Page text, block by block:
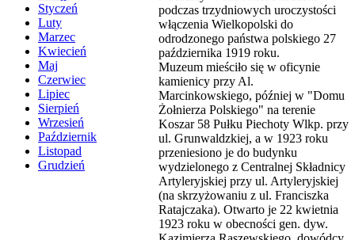
Styczeń
Luty
Marzec
Kwiecień
Maj
Czerwiec
Lipiec
Sierpień
Wrzesień
Październik
Listopad
Grudzień
podczas trzydniowych uroczystości
włączenia Wielkopolski do
odrodzonego państwa polskiego 27
października 1919 roku.
Muzeum mieściło się w oficynie
kamienicy przy Al.
Marcinkowskiego, później w "Domu
Żołnierza Polskiego" na terenie
Koszar 58 Pułku Piechoty Wlkp. przy
ul. Grunwaldzkiej, a w 1923 roku
przeniesiono je do budynku
wydzielonego z Centralnej Składnicy
Artyleryjskiej przy ul. Artyleryjskiej
(na skrzyżowaniu z ul. Franciszka
Ratajczaka). Otwarto je 22 kwietnia
1923 roku w obecności gen. dyw.